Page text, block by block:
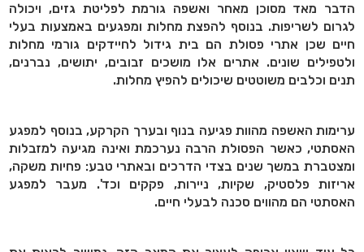
הדבר מאד מסוכן מאחר ואשפה גורמת לפליטת גזים, ויכולה
לגרום לשריפות. בנוסף להפצת מחלות ומפגעים באמצעות בעלי
חיים שכן אתרי פסולת הם בית גידול לחיידקים גורמי מחלות
ולטפילים שונים. אתרים אלו מושכים זבובים, יתושים, נברנים,
תנים וכלבים משוטטים שיכולים להפיץ מחלות.
ערימות האשפה מהוות פגיעה בנוף ובערך הקרקע, בנוסף למפגע
האסתטי, כאשר הפסולת הרבה נערכמת ואינה מגיעה למזבלות
ומצטברת במשך שנים בצדי הדרכים ובאתרי טבע: פחיות משקה,
אריזות פלסטיק, שקיות, ניירות, פקקים וכד'. מעבר למפגע
האסתטי הם מהווים סכנה לבעלי חיים.